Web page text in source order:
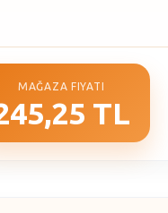
MAĞAZA FIYATI
TL